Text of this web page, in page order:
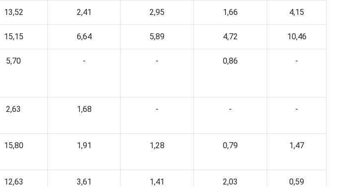
13,52 2,41 2,95 1,66 4,15
15,15 6,64 5,89 4,72 10,46
5,70 - - 0,86 -
2,63 1,68 - - -
15,80 1,91 1,28 0,79 1,47
12,63 3,61 1,41 2,03 0,59